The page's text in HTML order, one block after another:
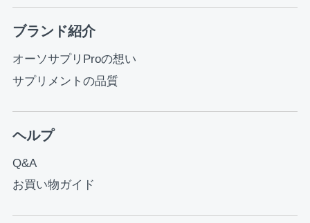
ブランド紹介
オーソサプリProの想い
サプリメントの品質
ヘルプ
Q&A
お買い物ガイド